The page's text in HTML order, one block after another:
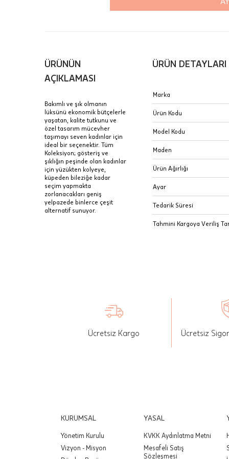
Stoklar çok
Taksit
Tek Çekim
2 Taksit
3 Taksit
E-Posta Adresi
ÜRÜNÜN
AÇIKLAMASI
Bakımlı ve şık olmanın
lüksünü ekonomik bütçelerle
yaşatan, kalite tutkunu ve
özel tasarım mücevher
taşımayı seven kadınlar için
ideal bir seçenektir. Tüm
Koleksiyon; gösteriş ve
şıklığın peşinde olan kadınlar
için yüzükten kolyeye,
küpeden bileziğe kadar
seçim yapmakta
zorlanacakları geniş
yelpazede binlerce çeşit
alternatif sunuyor.
ÜRÜN DETAYLARI
Marka
Ürün Kodu
Model Kodu
Maden
Ürün Ağırlığı
Ayar
Tedarik Süresi
Tahmini Kargoya Veriliş
Ücretsiz Kargo Ücretsiz
KURUMSAL
Yönetim Kurulu
Vizyon - Misyon
YASAL
KVKK Aydınlatma Metni
Mesafeli Satış
Sözleşmesi
Sertifika
JTR |
Sipariş
İptal:
seçilen
Önemli:
Önemli: